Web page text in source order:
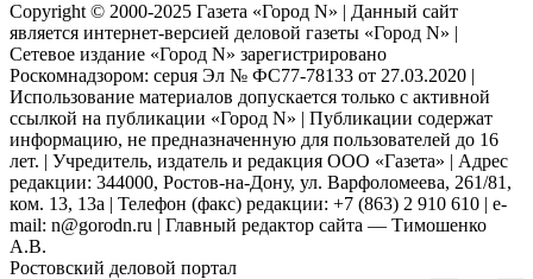
Copyright © 2000-2025 Газета «Город N» | Данный сайт
является интернет-версией деловой газеты «Город N» |
Сетевое издание «Город N» зарегистрировано
Роскомнадзором: серuя Эл № ФС77-78133 от 27.03.2020 |
Использование материалов допускается только с активной
ссылкой на публикации «Город N» | Публикации содержат
информацию, не предназначенную для пользователей до 16
лет. | Учредитель, издатель и редакция ООО «Газета» | Адрес
редакции: 344000, Ростов-на-Дону, ул. Варфоломеева, 261/81,
ком. 13, 13а | Телефон (факс) редакции: +7 (863) 2 910 610 | e-
mail: n@gorodn.ru | Главный редактор сайта — Тимошенко
А.В.
Ростовский деловой портал